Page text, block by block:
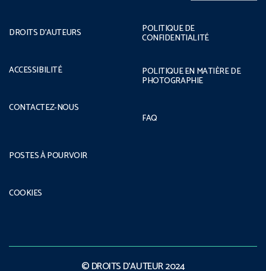
DROITS D’AUTEURS
ACCESSIBILITÉ
CONTACTEZ-NOUS
POLITIQUE DE
CONFIDENTIALITÉ
POLITIQUE EN MATIÈRE DE
PHOTOGRAPHIE
FAQ
POSTES À POURVOIR
COOKIES
© DROITS D’AUTEUR 2024